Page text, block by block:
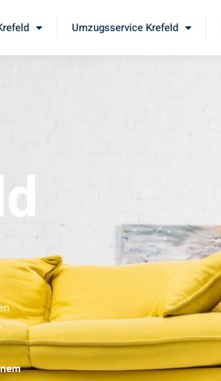
Umzugsservice Krefeld
.